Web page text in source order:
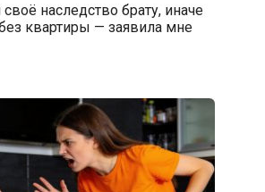
наследство брату, иначе
квартиры — заявила мне